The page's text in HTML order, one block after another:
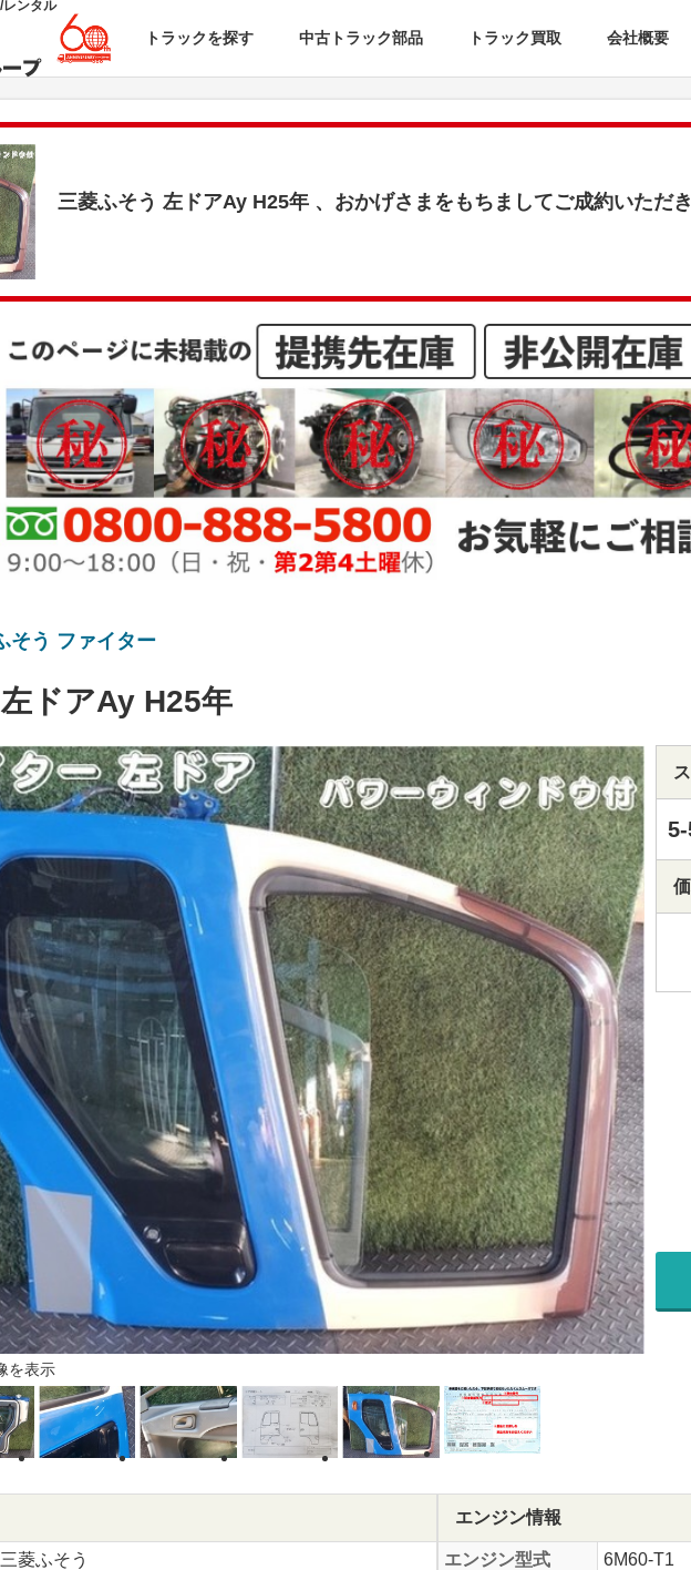
レンタル
トラックを探す 中古トラック部品 トラック買取 会社概要
三菱ふそう 左ドアAy H25年 、おかげさまをもちましてご成約いただ
そう ファイター
ドアAy H25年
を表示
三菱ふそう
エンジン情報
エンジン型式
6M60-T1